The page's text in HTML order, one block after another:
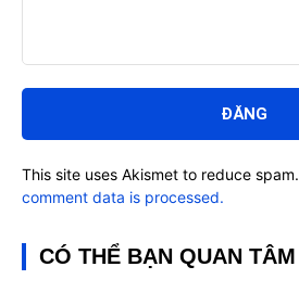
luận:
This site uses Akismet to reduce spam.
comment data is processed.
CÓ THỂ BẠN QUAN TÂM